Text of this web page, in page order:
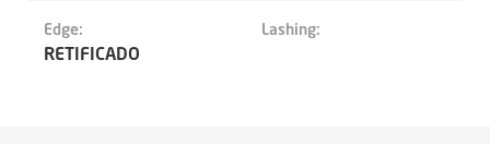
Edge:
RETIFICADO
Lashing: